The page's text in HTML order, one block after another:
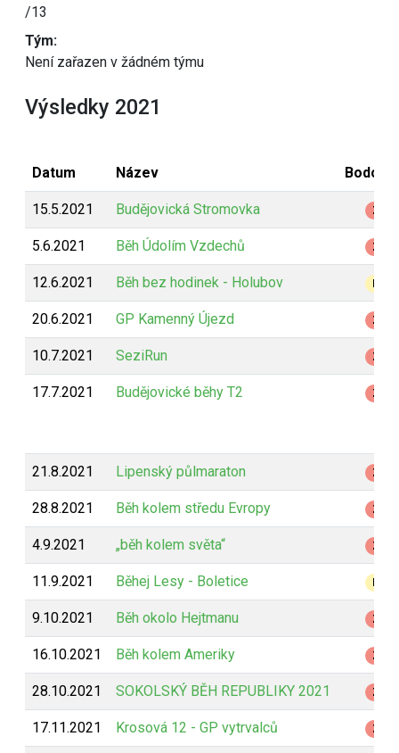
/13
Tým:
Není zařazen v žádném týmu
Výsledky 2021
Datum Název
15.5.2021 Budějovická Stromovka Z
5.6.2021 Běh Údolím Vzdechů Z
12.6.2021 Běh bez hodinek - Holubov
20.6.2021 GP Kamenný Újezd Z
10.7.2021 SeziRun Z
17.7.2021 Budějovické běhy T2 Z
21.8.2021 Lipenský půlmaraton Z
28.8.2021 Běh kolem středu Evropy Z
4.9.2021 „běh kolem světa“ Z
11.9.2021 Běhej Lesy - Boletice
9.10.2021 Běh okolo Hejtmanu Z
16.10.2021 Běh kolem Ameriky Z
28.10.2021 SOKOLSKÝ BĚH REPUBLIKY 2021 Z
17.11.2021 Krosová 12 - GP vytrvalců Z